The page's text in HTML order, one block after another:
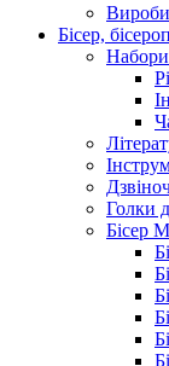
Бісер,
Набори
Голки
Бісер